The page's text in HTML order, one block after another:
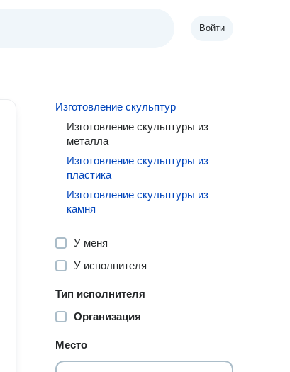
Войти
Изготовление скульптур
Изготовление скульптуры из
металла
Изготовление скульптуры из
пластика
Изготовление скульптуры из
камня
У меня
У исполнителя
Тип исполнителя
Организация
Место